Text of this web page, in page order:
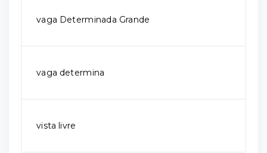
vaga Determinada Grande
vaga determina
vista livre